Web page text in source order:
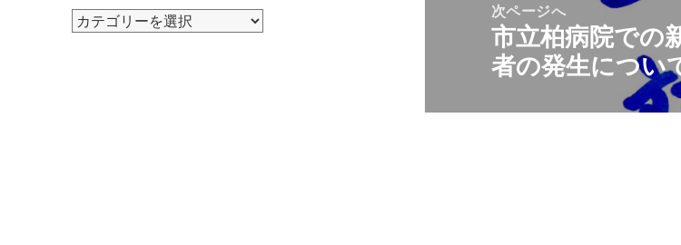
カ
次ページへ
次
の
稿:
市立柏病院での
者の発生につい